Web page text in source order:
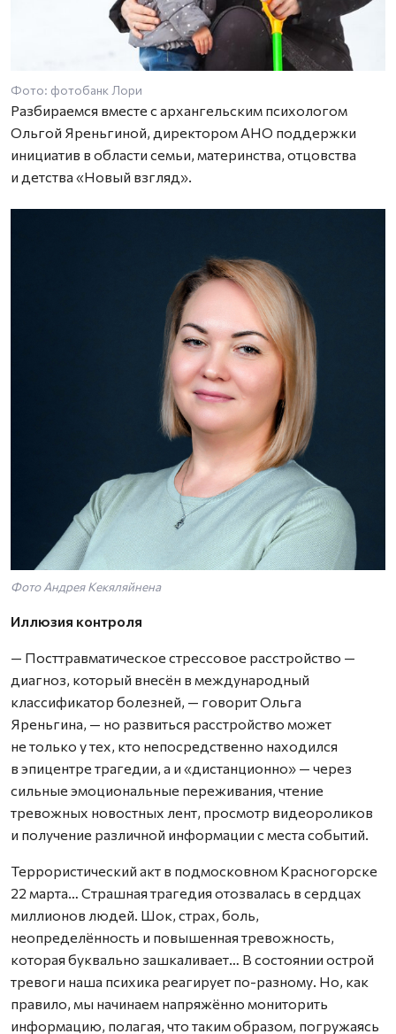
Фото: фотобанк Лори
Разбираемся вместе с архангельским психологом
Ольгой Яреньгиной, директором АНО поддержки
инициатив в области семьи, материнства, отцовства
и детства «Новый взгляд».
Фото Андрея Кекяляйнена
Иллюзия контроля
— Посттравматическое стрессовое расстройство —
диагноз, который внесён в международный
классификатор болезней, — говорит Ольга
Яреньгина, — но развиться расстройство может
не только у тех, кто непосредственно находился
в эпицентре трагедии, а и «дистанционно» — через
сильные эмоциональные переживания, чтение
тревожных новостных лент, просмотр видеороликов
и получение различной информации с места событий.
Террористический акт в подмосковном Красногорске
22 марта… Страшная трагедия отозвалась в сердцах
миллионов людей. Шок, страх, боль,
неопределённость и повышенная тревожность,
которая буквально зашкаливает… В состоянии острой
тревоги наша психика реагирует по-разному. Но, как
правило, мы начинаем напряжённо мониторить
информацию, полагая, что таким образом, погружаясь